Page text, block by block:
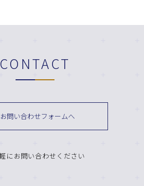
CONTACT
お問い合わせフォームへ
にお問い合わせください